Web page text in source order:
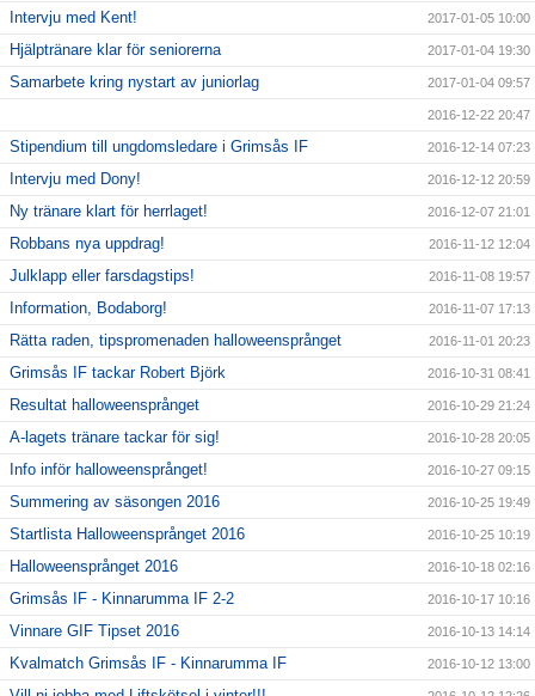
Intervju med Kent! 2017-01-05 10:00
Hjälptränare klar för seniorerna 2017-01-04 19:30
Samarbete kring nystart av juniorlag 2017-01-04 09:57
2016-12-22 20:47
Stipendium till ungdomsledare i Grimsås IF 2016-12-14 07:23
Intervju med Dony! 2016-12-12 20:59
Ny tränare klart för herrlaget! 2016-12-07 21:01
Robbans nya uppdrag! 2016-11-12 12:04
Julklapp eller farsdagstips! 2016-11-08 19:57
Information, Bodaborg! 2016-11-07 17:13
Rätta raden, tipspromenaden halloweensprånget 2016-11-01 20:23
Grimsås IF tackar Robert Björk 2016-10-31 08:41
Resultat halloweensprånget 2016-10-29 21:24
A-lagets tränare tackar för sig! 2016-10-28 20:05
Info inför halloweensprånget! 2016-10-27 09:15
Summering av säsongen 2016 2016-10-25 19:49
Startlista Halloweensprånget 2016 2016-10-25 10:19
Halloweensprånget 2016 2016-10-18 02:16
Grimsås IF - Kinnarumma IF 2-2 2016-10-17 10:16
Vinnare GIF Tipset 2016 2016-10-13 14:14
Kvalmatch Grimsås IF - Kinnarumma IF 2016-10-12 13:00